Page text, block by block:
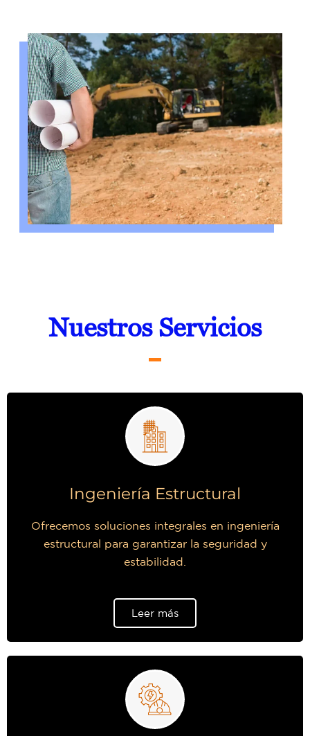
Nuestros Servicios
Ingeniería Estructural
Ofrecemos soluciones integrales en ingeniería
estructural para garantizar la seguridad y
estabilidad.
Leer más